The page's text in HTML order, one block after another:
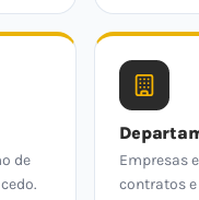
de
Empresas
contratos